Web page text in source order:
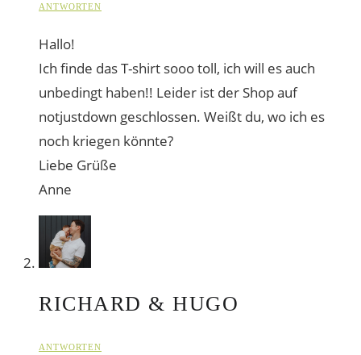
ANTWORTEN
Hallo!
Ich finde das T-shirt sooo toll, ich will es auch
unbedingt haben!! Leider ist der Shop auf
notjustdown geschlossen. Weißt du, wo ich es
noch kriegen könnte?
Liebe Grüße
Anne
RICHARD & HUGO
ANTWORTEN